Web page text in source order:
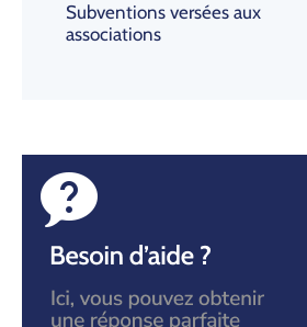
Subventions versées aux
associations